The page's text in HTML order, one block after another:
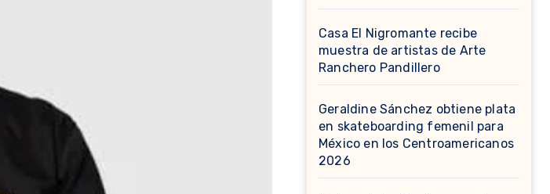
Casa El Nigromante recibe
muestra de artistas de Arte
Ranchero Pandillero
Geraldine Sánchez obtiene plata
en skateboarding femenil para
México en los Centroamericanos
2026